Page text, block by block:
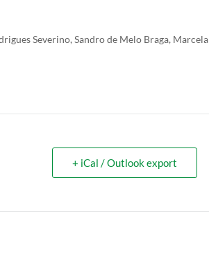
Severino, Sandro de Melo Braga, Marcela
+ iCal / Outlook export